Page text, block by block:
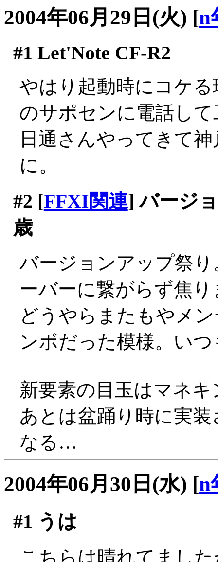
2004年06月29日(火) [n
#1 Let'Note CF-R2
やはり起動時にコケる
のサポセンに電話し
日通さんやってきて
に。
#2 [FFXI関連] バージ
歳
バージョンアップ祭
ーバーに繋がらず焦
どうやらまたもやメ
ンボだった模様。い
新要素の目玉はマネ
あとは盆踊り時に実
なる…
2004年06月30日(水) [n
#1 うは
こちらは晴れてまし